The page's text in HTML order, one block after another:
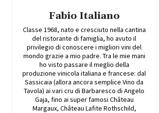
Fabio Italiano
Classe 1968, nato e cresciuto nella cantina
del ristorante di famiglia, ho avuto il
privilegio di conoscere i migliori vini del
mondo grazie a mio padre. Tra le mie mani
ho visto passare il meglio della
produzione vinicola italiana e francese: dal
Sassicaia (allora ancora semplice Vino da
Tavola) ai vari cru di Barbaresco di Angelo
Gaja, fino ai super famosi Château
Margaux, Château Lafite Rothschild,